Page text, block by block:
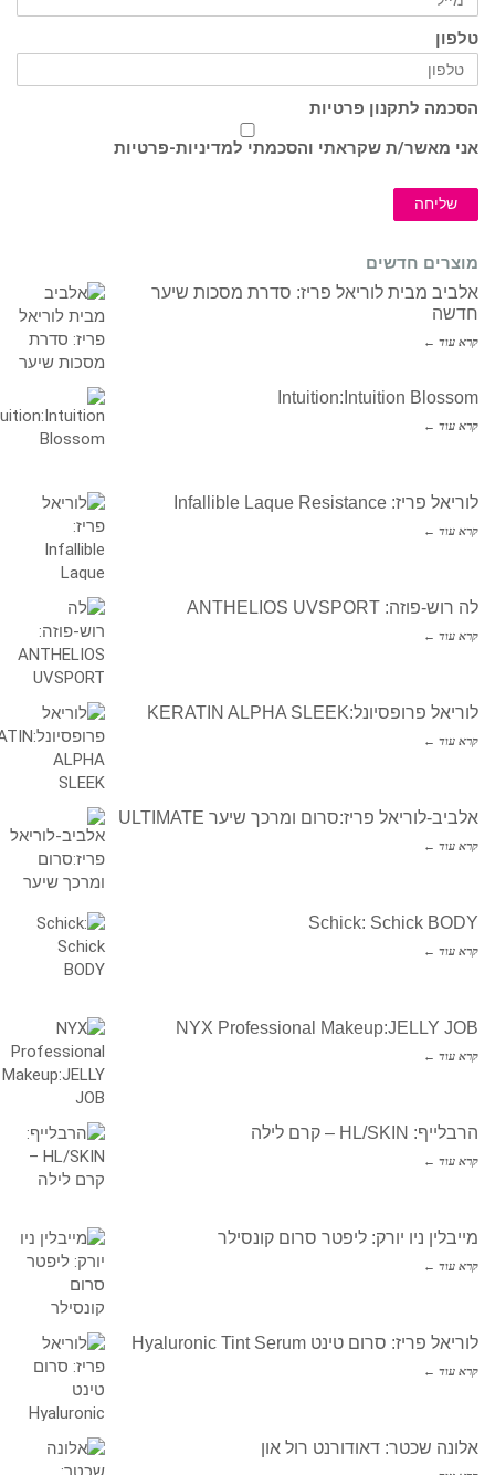
טלפון
הסכמה לתקנון פרטיות
אני מאשר/ת שקראתי והסכמתי למדיניות-פרטיות
שליחה
מוצרים חדשים
אלביב מבית לוריאל פריז: סדרת מסכות שיער
חדשה
קרא עוד ←
Intuition:Intuition Blossom
קרא עוד ←
לוריאל פריז: Infallible Laque Resistance
קרא עוד ←
לה רוש-פוזה: ANTHELIOS UVSPORT
קרא עוד ←
לוריאל פרופסיונל:KERATIN ALPHA SLEEK
קרא עוד ←
אלביב-לוריאל פריז:סרום ומרכך שיער ULTIMATE
קרא עוד ←
Schick: Schick BODY
קרא עוד ←
NYX Professional Makeup:JELLY JOB
קרא עוד ←
הרבלייף: HL/SKIN – קרם לילה
קרא עוד ←
מייבלין ניו יורק: ליפטר סרום קונסילר
קרא עוד ←
לוריאל פריז: סרום טינט Hyaluronic Tint Serum
קרא עוד ←
אלונה שכטר: דאודורנט רול און